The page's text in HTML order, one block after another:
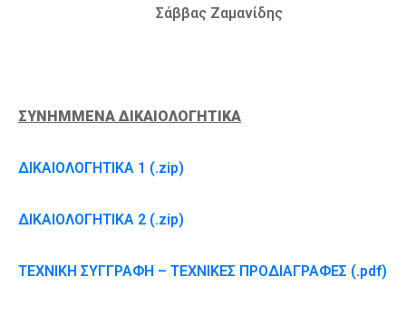
Σάββας Ζαμανίδης
ΣΥΝΗΜΜΕΝΑ ΔΙΚΑΙΟΛΟΓΗΤΙΚΑ
ΔΙΚΑΙΟΛΟΓΗΤΙΚΑ 1 (.zip)
ΔΙΚΑΙΟΛΟΓΗΤΙΚΑ 2 (.zip)
ΤΕΧΝΙΚΗ ΣΥΓΓΡΑΦΗ – ΤΕΧΝΙΚΕΣ ΠΡΟΔΙΑΓΡΑΦΕΣ (.pdf)